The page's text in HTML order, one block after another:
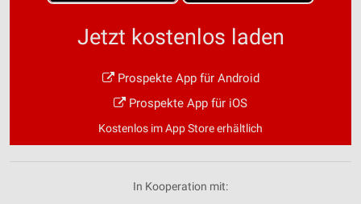
Jetzt kostenlos laden
Prospekte App für Android
Prospekte App für iOS
Kostenlos im App Store erhältlich
In Kooperation mit: